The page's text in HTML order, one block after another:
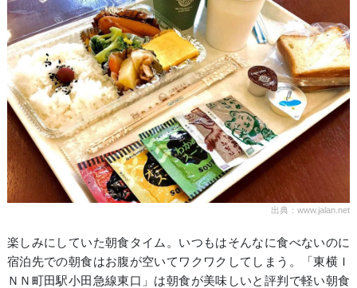
出典：www.jalan.net
楽しみにしていた朝食タイム。いつもはそんなに食べないのに
宿泊先での朝食はお腹が空いてワクワクしてしまう。「東横Ｉ
ＮＮ町田駅小田急線東口」は朝食が美味しいと評判で軽い朝食